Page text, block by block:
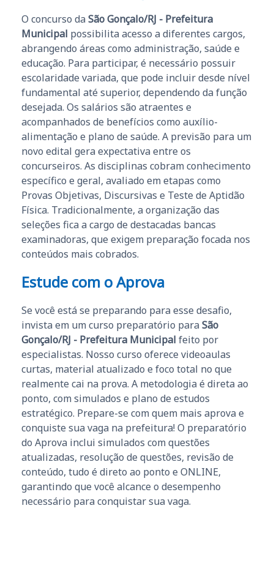
O concurso da São Gonçalo/RJ - Prefeitura
Municipal possibilita acesso a diferentes cargos,
abrangendo áreas como administração, saúde e
educação. Para participar, é necessário possuir
escolaridade variada, que pode incluir desde nível
fundamental até superior, dependendo da função
desejada. Os salários são atraentes e
acompanhados de benefícios como auxílio-
alimentação e plano de saúde. A previsão para um
novo edital gera expectativa entre os
concurseiros. As disciplinas cobram conhecimento
específico e geral, avaliado em etapas como
Provas Objetivas, Discursivas e Teste de Aptidão
Física. Tradicionalmente, a organização das
seleções fica a cargo de destacadas bancas
examinadoras, que exigem preparação focada nos
conteúdos mais cobrados.
Estude com o Aprova
Se você está se preparando para esse desafio,
invista em um curso preparatório para São
Gonçalo/RJ - Prefeitura Municipal feito por
especialistas. Nosso curso oferece videoaulas
curtas, material atualizado e foco total no que
realmente cai na prova. A metodologia é direta ao
ponto, com simulados e plano de estudos
estratégico. Prepare-se com quem mais aprova e
conquiste sua vaga na prefeitura! O preparatório
do Aprova inclui simulados com questões
atualizadas, resolução de questões, revisão de
conteúdo, tudo é direto ao ponto e ONLINE,
garantindo que você alcance o desempenho
necessário para conquistar sua vaga.